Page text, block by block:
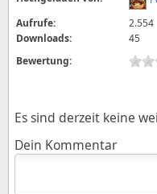
Aufrufe:
2.554
Downloads:
45
Bewertung:
Es sind derzeit keine
Dein Kommentar